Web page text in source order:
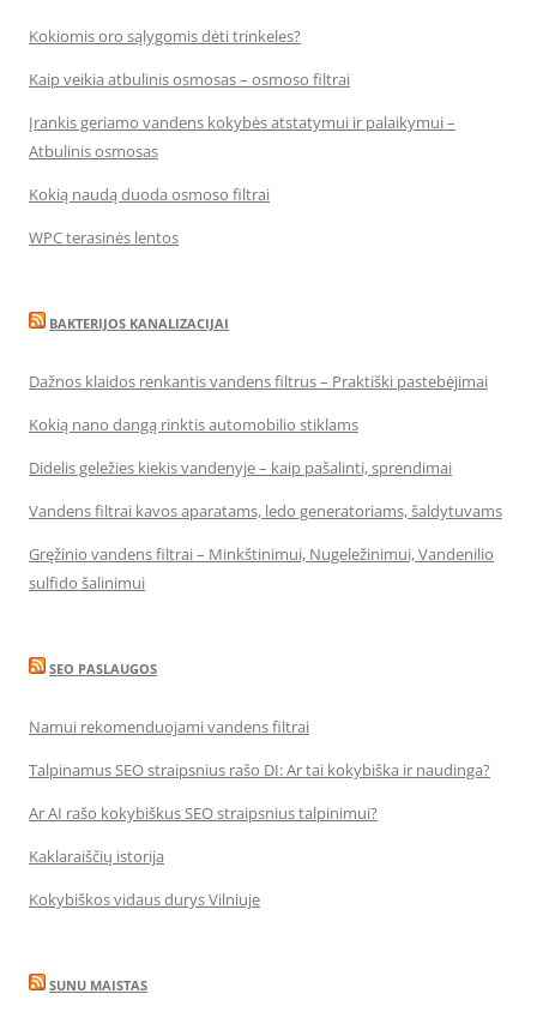
Kokiomis oro sąlygomis dėti trinkeles?
Kaip veikia atbulinis osmosas – osmoso filtrai
Įrankis geriamo vandens kokybės atstatymui ir palaikymui –
Atbulinis osmosas
Kokią naudą duoda osmoso filtrai
WPC terasinės lentos
BAKTERIJOS KANALIZACIJAI
Dažnos klaidos renkantis vandens filtrus – Praktiški pastebėjimai
Kokią nano dangą rinktis automobilio stiklams
Didelis geležies kiekis vandenyje – kaip pašalinti, sprendimai
Vandens filtrai kavos aparatams, ledo generatoriams, šaldytuvams
Gręžinio vandens filtrai – Minkštinimui, Nugeležinimui, Vandenilio
sulfido šalinimui
SEO PASLAUGOS
Namui rekomenduojami vandens filtrai
Talpinamus SEO straipsnius rašo DI: Ar tai kokybiška ir naudinga?
Ar AI rašo kokybiškus SEO straipsnius talpinimui?
Kaklaraiščių istorija
Kokybiškos vidaus durys Vilniuje
SUNU MAISTAS